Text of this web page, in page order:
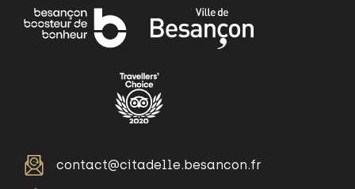
contact@citadelle.besancon.fr